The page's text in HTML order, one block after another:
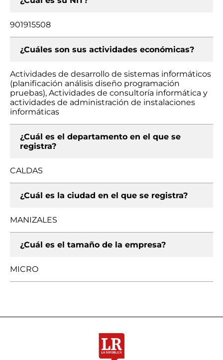
901915508
¿Cuáles son sus actividades económicas?
Actividades de desarrollo de sistemas informáticos
(planificación análisis diseño programación
pruebas), Actividades de consultoría informática y
actividades de administración de instalaciones
informáticas
¿Cuál es el departamento en el que se
registra?
CALDAS
¿Cuál es la ciudad en el que se registra?
MANIZALES
¿Cuál es el tamaño de la empresa?
MICRO